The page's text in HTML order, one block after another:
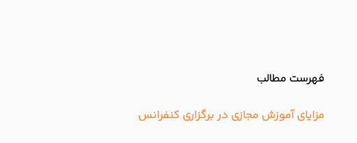
فهرست مطالب
مزایای آموزش مجازی در برگزاری کنفرانس